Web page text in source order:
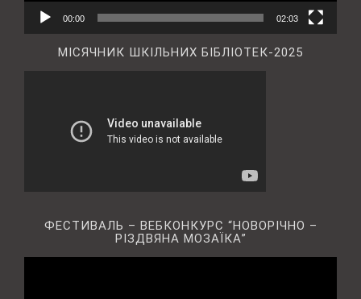
00:00 02:03
МІСЯЧНИК ШКІЛЬНИХ БІБЛІОТЕК-2025
ФЕСТИВАЛЬ – ВЕБКОНКУРС “НОВОРІЧНО –
РІЗДВЯНА МОЗАЇКА”